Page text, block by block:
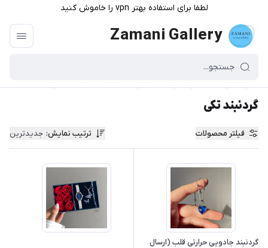
لطفا برای استفاده بهتر vpn را خاموش کنید
Zamani Gallery
گردنبند تکی
فیلتر محصولات ترتیب نمایش: جدیدترین
گردنبند جادویی حرارتی قلب (ارسال